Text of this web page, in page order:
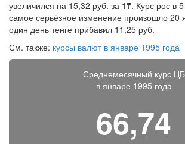
увеличился на 15,32 руб. за 1₸. Курс рос в
самое серьёзное изменение произошло 20
один день тенге прибавил 11,25 руб.
См. также: курсы валют в январе 1995 года
Среднемесячный курс ЦБ
в январе 1995 года
66,74